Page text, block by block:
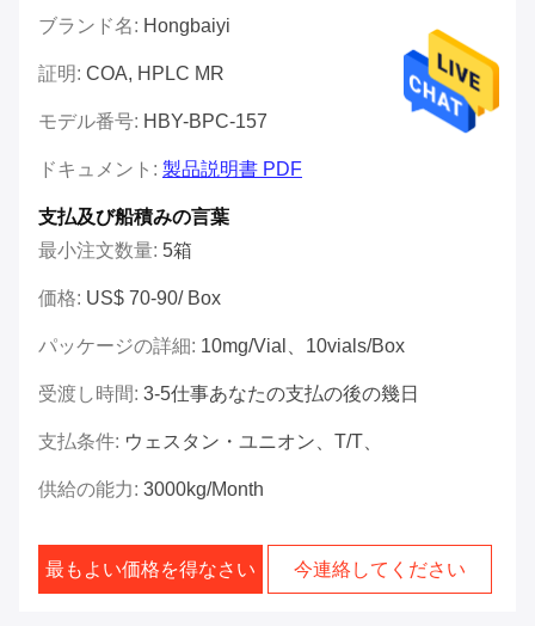
ブランド名: Hongbaiyi
証明: COA, HPLC MR
モデル番号: HBY-BPC-157
ドキュメント: 製品説明書 PDF
支払及び船積みの言葉
最小注文数量: 5箱
価格: US$ 70-90/ Box
パッケージの詳細: 10mg/vial、10vials/box
受渡し時間: 3-5仕事あなたの支払の後の幾日
支払条件: ウェスタン・ユニオン、T/T、
供給の能力: 3000kg/Month
最もよい価格を得なさい 今連絡してください